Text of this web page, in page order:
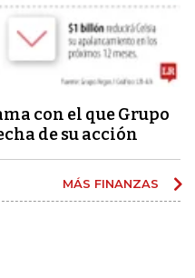
con el que Grupo
de su acción
MÁS FINANZAS